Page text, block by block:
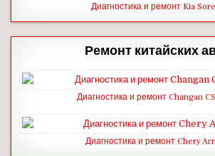
Диагностика и ремонт Kia
Ремонт китайских
Диагностика и ремонт Changan
Диагностика и ремонт Chery